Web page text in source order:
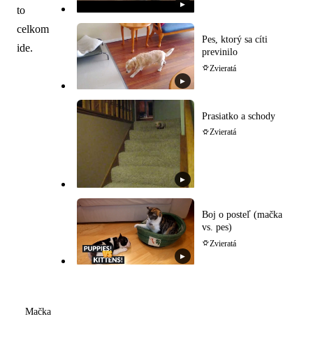
to
celkom
ide.
Mačka
▶
▶
Pes, ktorý sa cíti
previnilo
Zvieratá
▶
Prasiatko a schody
Zvieratá
▶
Boj o posteľ (mačka
vs. pes)
Zvieratá